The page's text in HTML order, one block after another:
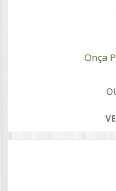
Onça